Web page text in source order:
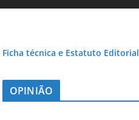
Ficha técnica e Estatuto Editorial
OPINIÃO